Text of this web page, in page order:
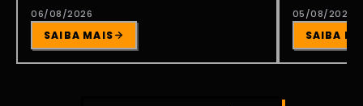
06/08/2026
SAIBA MAIS
05/08/2026
SAIBA